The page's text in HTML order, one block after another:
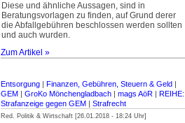
Diese und ähnliche Aussagen, sind in
Beratungsvorlagen zu finden, auf Grund derer
die Abfallgebühren beschlossen werden sollten
und auch wurden.
Zum Artikel »
Entsorgung | Finanzen, Gebühren, Steuern & Geld |
GEM | GroKo Mönchengladbach | mags AöR | REIHE:
Strafanzeige gegen GEM | Strafrecht
Red. Politik & Wirtschaft [26.01.2018 - 18:24 Uhr]